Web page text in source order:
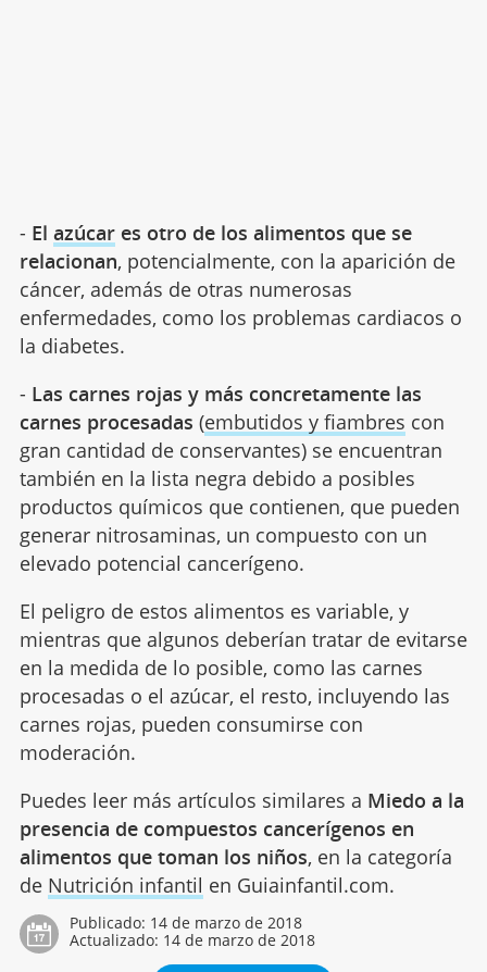
- El azúcares otro de los alimentos que se
relacionan, potencialmente, con la aparición de
cáncer, además de otras numerosas
enfermedades, como los problemas cardiacos o
la diabetes.
- Las carnes rojas y más concretamente las
carnes procesadas (embutidos y fiambres con
gran cantidad de conservantes) se encuentran
también en la lista negra debido a posibles
productos químicos que contienen, que pueden
generar nitrosaminas, un compuesto con un
elevado potencial cancerígeno.
El peligro de estos alimentos es variable, y
mientras que algunos deberían tratar de evitarse
en la medida de lo posible, como las carnes
procesadas o el azúcar, el resto, incluyendo las
carnes rojas, pueden consumirse con
moderación.
Puedes leer más artículos similares a Miedo a la
presencia de compuestos cancerígenos en
alimentos que toman los niños, en la categoría
de Nutrición infantil en Guiainfantil.com.
Publicado: 14 de marzo de 2018
Actualizado: 14 de marzo de 2018